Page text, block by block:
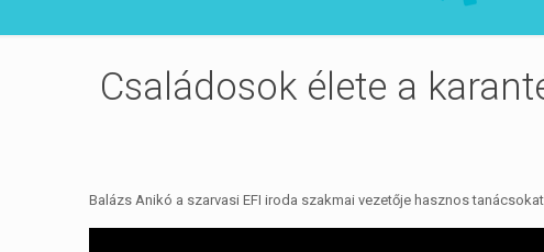
Családosok élete a
Balázs Anikó a szarvasi EFI iroda szakmai vezetője hasznos